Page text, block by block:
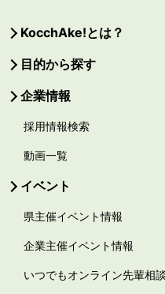
KocchAke!とは？
目的から探す
企業情報
採用情報検索
動画一覧
イベント
県主催イベント情報
企業主催イベント情報
いつでもオンライン先輩相談